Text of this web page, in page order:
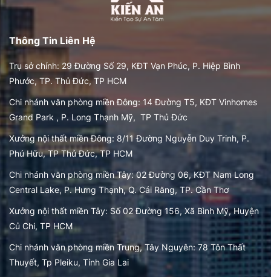
24/01/2024
Thông Tin Liên Hệ
Trụ sở chính: 29 Đường Số 29, KĐT Vạn Phúc, P. Hiệp Bình
Phước, TP. Thủ Đức, TP HCM
Chi nhánh văn phòng miền Đông: 14 Đường T5, KĐT Vinhomes
Grand Park , P. Long Thạnh Mỹ, TP Thủ Đức
Xưởng nội thất miền Đông: 8/11 Đường Nguyễn Duy Trinh, P.
Phú Hữu, TP Thủ Đức, TP HCM
Chi nhánh văn phòng miền Tây: 02 Đường 06, KĐT Nam Long
Central Lake, P. Hưng Thạnh, Q. Cái Răng, TP. Cần Thơ
Xưởng nội thất miền Tây: Số 02 Đường 156, Xã Bình Mỹ, Huyện
Củ Chi, TP HCM
Chi nhánh văn phòng miền Trung, Tây Nguyên: 78 Tôn Thất
Thuyết, Tp Pleiku, Tỉnh Gia Lai